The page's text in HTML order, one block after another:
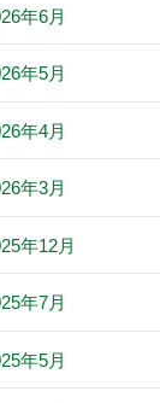
年6月
年5月
年4月
年3月
年12月
年7月
年5月